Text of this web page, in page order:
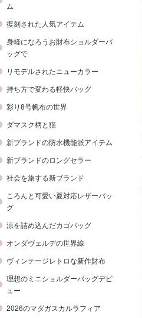
ム
復刻された人気アイテム
身軽になろうお財布ショルダーバ
ッグで
リモデルされたニューカラー
持ち方で変わる軽快バッグ
彩り8号帆布の世界
ダマスク柄と猫
新ブランドの防水機能派アイテム
新ブランドのロングセラー
社会を旅する新ブランド
ころんと可愛い夏対応レザーバッ
グ
涼を詰め込んだカゴバッグ
オンダヴェルデの世界線
ヴィンテージレトロな新作財布
理想のミニショルダーバッグデビ
ュー
2026のマダガスカルラフィア